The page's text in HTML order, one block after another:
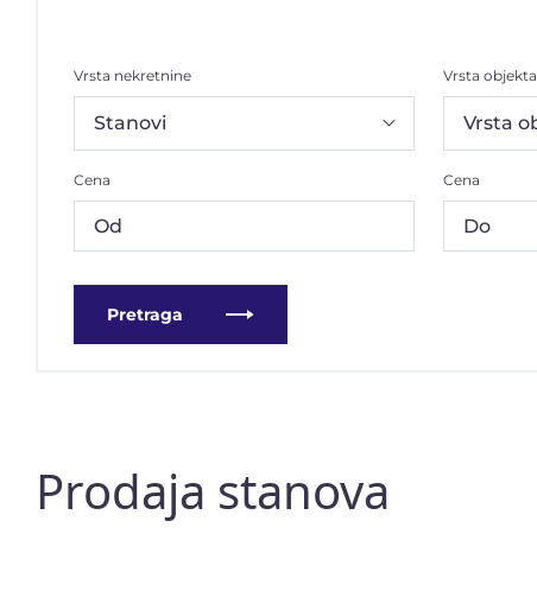
Vrsta nekretnine Vrsta objekta
Cena Cena
Pretraga
Prodaja stanova